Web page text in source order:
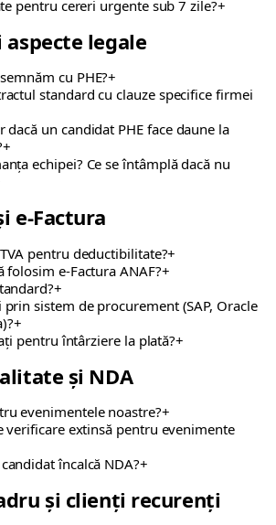
pentru cereri urgente sub 7 zile?+
aspecte legale
cu PHE?+
standard cu clauze specifice firmei
dacă un candidat PHE face daune la
+
echipei? Ce se întâmplă dacă nu
e-Factura
pentru deductibilitate?+
folosim e-Factura ANAF?+
+
sistem de procurement (SAP, Oracle
+
pentru întârziere la plată?+
și NDA
evenimentele noastre?+
verificare extinsă pentru evenimente
încalcă NDA?+
și clienți recurenți